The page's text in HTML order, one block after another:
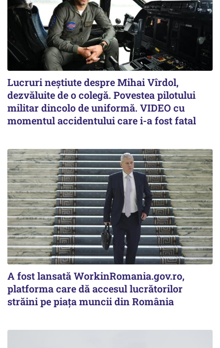
Lucruri neștiute despre Mihai Vîrdol,
dezvăluite de o colegă. Povestea pilotului
militar dincolo de uniformă. VIDEO cu
momentul accidentului care i-a fost fatal
A fost lansată WorkinRomania.gov.ro,
platforma care dă accesul lucrătorilor
străini pe piața muncii din România